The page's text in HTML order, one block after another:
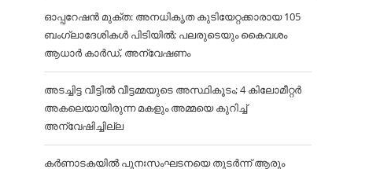
ഓപ്പറേഷൻ മുക്ത: അനധികൃത കുടിയേറ്റക്കാരായ 105
ബംഗ്ലാദേശികള്‍ പിടിയില്‍; പലരുടെയും കൈവശം
ആധാര്‍ കാര്‍ഡ്, അന്വേഷണം
അടച്ചിട്ട വീട്ടില്‍ വീട്ടമ്മയുടെ അസ്ഥികൂടം; 4 കിലോമീറ്റര്‍
അകലെയായിരുന്ന മകളും അമ്മയെ കുറിച്ച്‌
അന്വേഷിച്ചില്ല
കര്‍ണാടകയില്‍ പുനഃസംഘടനയെ തുടര്‍ന്ന് ആരും